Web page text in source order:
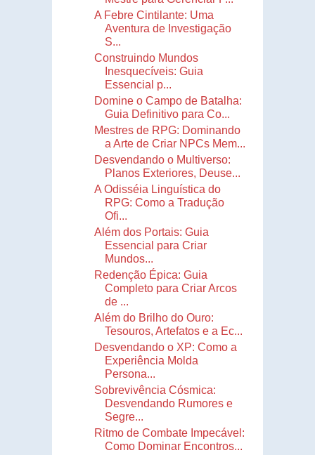
A Febre Cintilante: Uma
Aventura de Investigação
S...
Construindo Mundos
Inesquecíveis: Guia
Essencial p...
Domine o Campo de Batalha:
Guia Definitivo para Co...
Mestres de RPG: Dominando
a Arte de Criar NPCs Mem...
Desvendando o Multiverso:
Planos Exteriores, Deuse...
A Odisséia Linguística do
RPG: Como a Tradução
Ofi...
Além dos Portais: Guia
Essencial para Criar
Mundos...
Redenção Épica: Guia
Completo para Criar Arcos
de ...
Além do Brilho do Ouro:
Tesouros, Artefatos e a Ec...
Desvendando o XP: Como a
Experiência Molda
Persona...
Sobrevivência Cósmica:
Desvendando Rumores e
Segre...
Ritmo de Combate Impecável:
Como Dominar Encontros...